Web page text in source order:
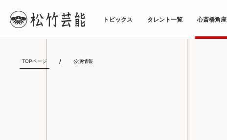
トピックス タレント一覧 心斎橋角座
TOPページ 公演情報